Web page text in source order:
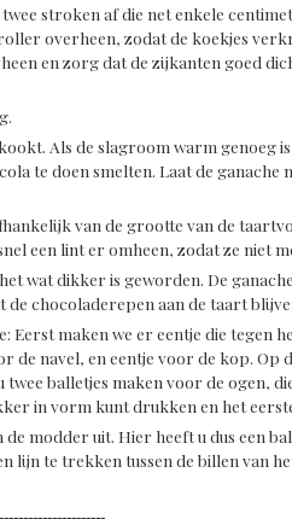
stroken af die net enkele
overheen, zodat de koekjes
en zorg dat de zijkanten goed
Als de slagroom warm genoeg
te doen smelten. Laat de ganache
van de grootte van de
een lint er omheen, zodat ze niet
wat dikker is geworden. De
chocoladerepen aan de taart
maken we er eentje die tegen
de navel, en eentje voor de kop. Op
balletjes maken voor de ogen,
in vorm kunt drukken en het
modder uit. Hier heeft u dus een
te trekken tussen de billen van